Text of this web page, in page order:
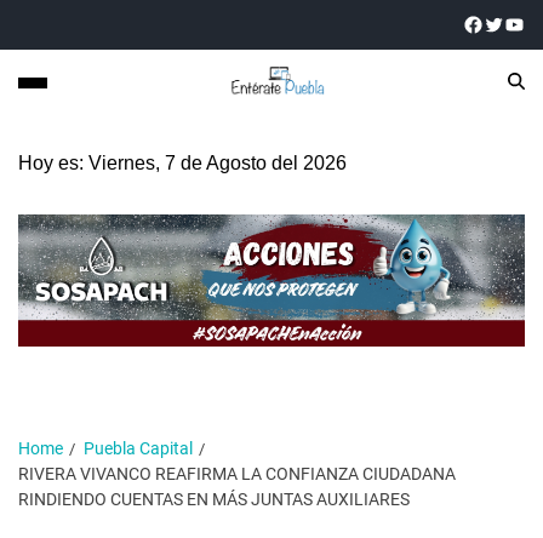
Hoy es: Viernes, 7 de Agosto del 2026
Home
Puebla Capital
RIVERA VIVANCO REAFIRMA LA CONFIANZA CIUDADANA
RINDIENDO CUENTAS EN MÁS JUNTAS AUXILIARES